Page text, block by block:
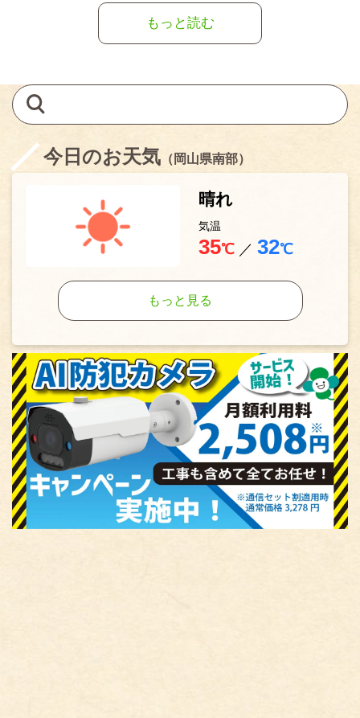
もっと読む
今日のお天気 （岡山県南部）
晴れ
気温
35℃ ／ 32℃
もっと見る